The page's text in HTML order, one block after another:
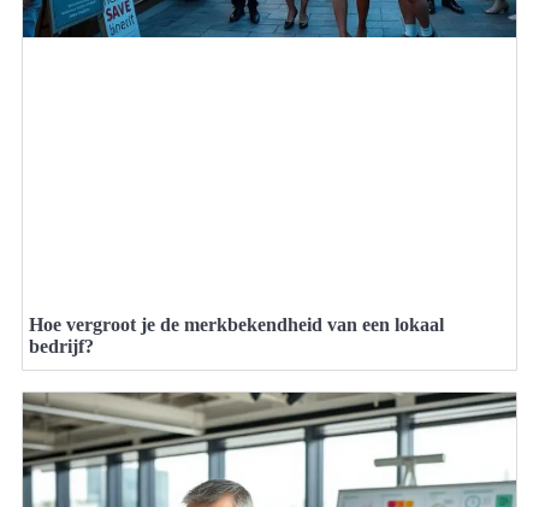
Hoe vergroot je de merkbekendheid van een lokaal
bedrijf?